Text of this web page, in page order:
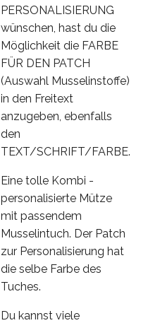
PERSONALISIERUNG
wünschen, hast du die
Möglichkeit die FARBE
FÜR DEN PATCH
(Auswahl Musselinstoffe)
in den Freitext
anzugeben, ebenfalls
den
TEXT/SCHRIFT/FARBE.
Eine tolle Kombi -
personalisierte Mütze
mit passendem
Musselintuch. Der Patch
zur Personalisierung hat
die selbe Farbe des
Tuches.
Du kannst viele